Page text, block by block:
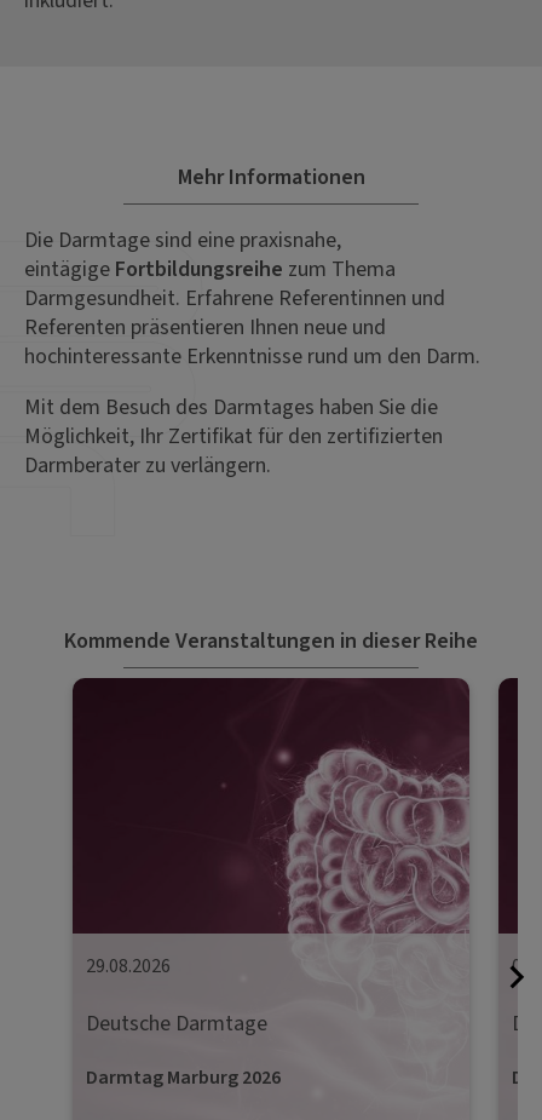
Mehr Informationen
Die Darmtage sind eine praxisnahe,
eintägige Fortbildungsreihe zum Thema
Darmgesundheit. Erfahrene Referentinnen und
Referenten präsentieren Ihnen neue und
hochinteressante Erkenntnisse rund um den Darm.
Mit dem Besuch des Darmtages haben Sie die
Möglichkeit, Ihr Zertifikat für den zertifizierten
Darmberater zu verlängern.
Kommende Veranstaltungen in dieser Reihe
29.08.2026
Deutsche Darmtage
Darmtag Marburg 2026